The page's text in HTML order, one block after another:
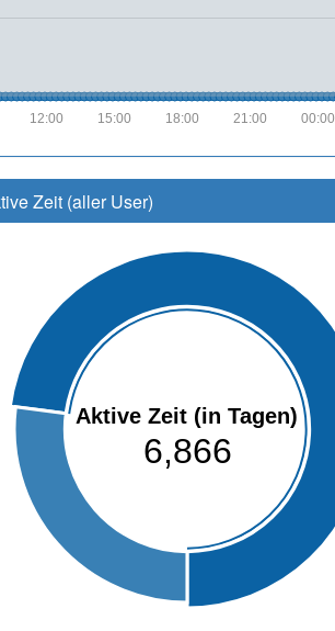
00:00
21:00
18:00
15:00
12:00
Zeit (aller User)
Aktive Zeit (in Tagen)
6,866